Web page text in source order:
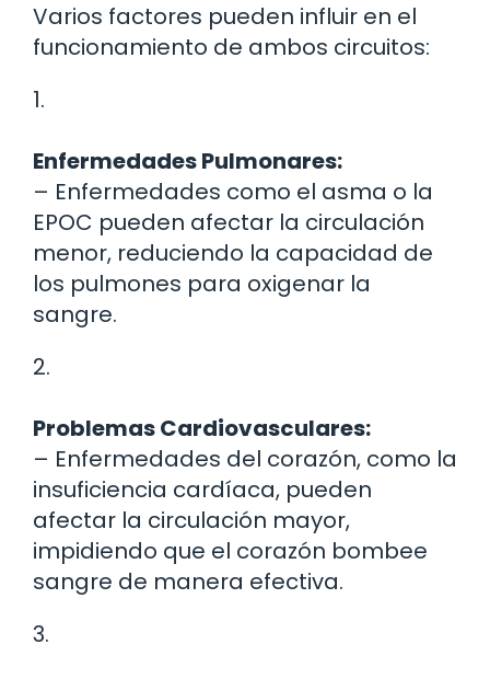
Varios factores pueden influir en el
funcionamiento de ambos circuitos:
1.
Enfermedades Pulmonares:
– Enfermedades como el asma o la
EPOC pueden afectar la circulación
menor, reduciendo la capacidad de
los pulmones para oxigenar la
sangre.
2.
Problemas Cardiovasculares:
– Enfermedades del corazón, como la
insuficiencia cardíaca, pueden
afectar la circulación mayor,
impidiendo que el corazón bombee
sangre de manera efectiva.
3.